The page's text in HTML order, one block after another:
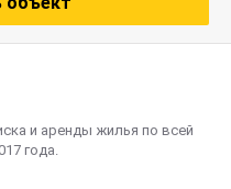
и аренды жилья по всей
года.